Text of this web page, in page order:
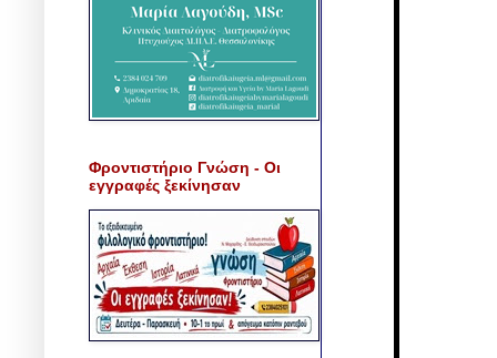
Φροντιστήριο Γνώση - Οι
εγγραφές ξεκίνησαν